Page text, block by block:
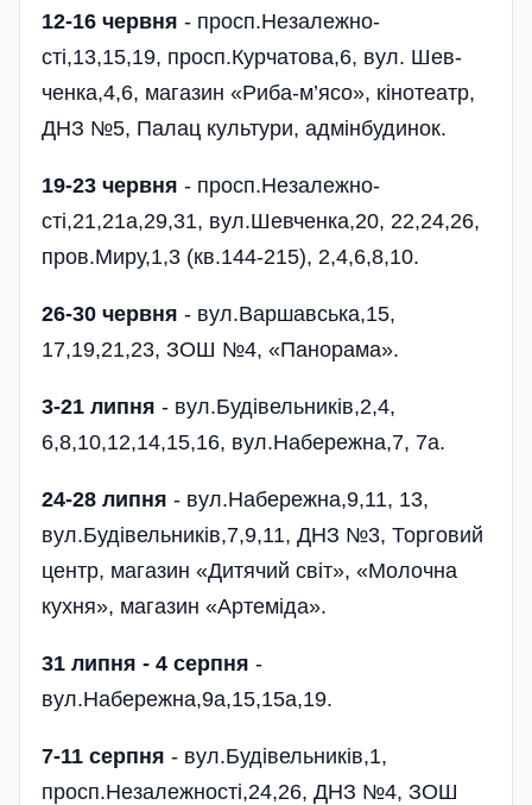
12-16 червня - просп.Незалежно­
сті,13,15,19, просп.Курчатова,6, вул. Шев­
ченка,4,6, магазин «Риба-м’ясо», кінотеатр,
ДНЗ №5, Палац культури, адмінбудинок.
19-23 червня - просп.Незалежно­
сті,21,21а,29,31, вул.Шевченка,20, 22,24,26,
пров.Миру,1,3 (кв.144-215), 2,4,6,8,10.
26-30 червня - вул.Варшавська,15,
17,19,21,23, ЗОШ №4, «Панорама».
3-21 липня - вул.Будівельни­ків,2,4,
6,8,10,12,14,15,16, вул.Набережна,7, 7а.
24-28 липня - вул.Набережна,9,11, 13,
вул.Будівельників,7,9,11, ДНЗ №3, Торговий
центр, магазин «Дитячий світ», «Молочна
кухня», магазин «Артеміда».
31 липня - 4 серпня -
вул.Набережна,9а,15,15а,19.
7-11 серпня - вул.Будівельників,1,
просп.Незалежності,24,26, ДНЗ №4, ЗОШ